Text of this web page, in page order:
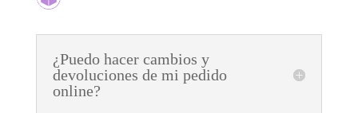
¿Puedo hacer cambios y
devoluciones de mi pedido
online?